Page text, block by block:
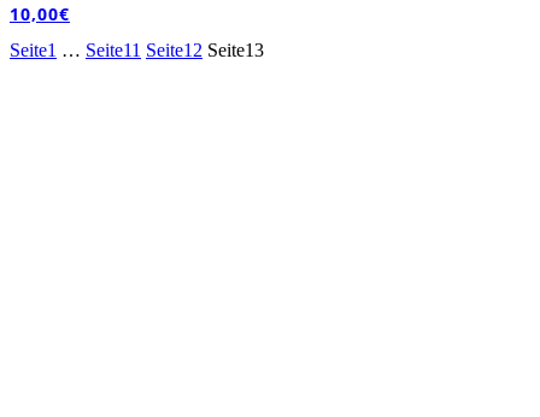
10,00€
Seite1 … Seite11 Seite12 Seite13